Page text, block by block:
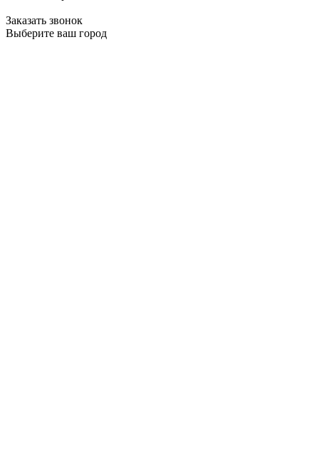
Заказать звонок
Выберите ваш город